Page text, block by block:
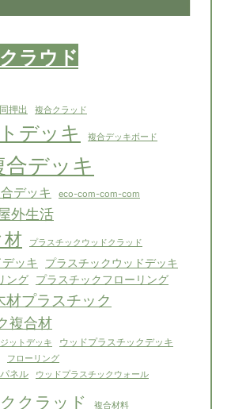
ラウド
押出 複合クラッド
デッキ 複合デッキボード
合デッキ
デッキ eco-com-com-com
外生活
材 プラスチックウッドクラッド
ッキ プラスチックウッドデッキ
ング プラスチックフローリング
材プラスチック
複合材
ットデッキ ウッドプラスチックデッキ
フローリング
ネル ウッドプラスチックウォール
クラッド 複合材料